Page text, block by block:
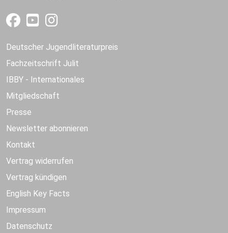
Deutscher Jugendliteraturpreis
Fachzeitschrift Julit
IBBY - Internationales
Mitgliedschaft
Presse
Newsletter abonnieren
Kontakt
Vertrag widerrufen
Vertrag kündigen
English Key Facts
Impressum
Datenschutz